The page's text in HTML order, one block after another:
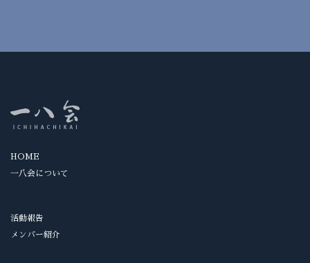
HOME
一八会について
活動報告
メンバー紹介